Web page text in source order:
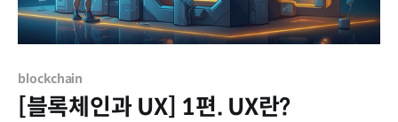
blockchain
[블록체인과 UX] 1편. UX란?